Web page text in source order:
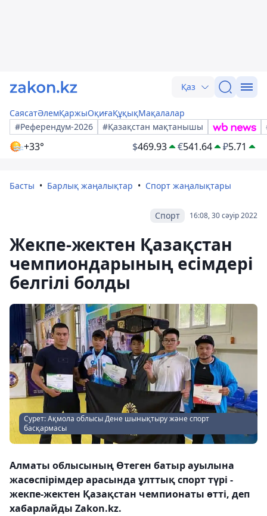
Қаз
СаясатӘлемҚаржыОқиғаҚұқықМақалалар
#Референдум-2026
#Қазақстан мақтанышы
+33° $469.93 €541.64 ₽5.71
Басты Барлық жаңалықтар Спорт жаңалықтары
16:08, 30 сәуір 2022
Спорт
Жекпе-жектен Қазақстан
чемпиондарының есімдері
белгілі болды
Сурет: Ақмола облысы Дене шынықтыру және спорт
басқармасы
Алматы облысының Өтеген батыр ауылына
жасөспірімдер арасында ұлттық спорт түрі -
жекпе-жектен Қазақстан чемпионаты өтті, деп
хабарлайды Zakon.kz.